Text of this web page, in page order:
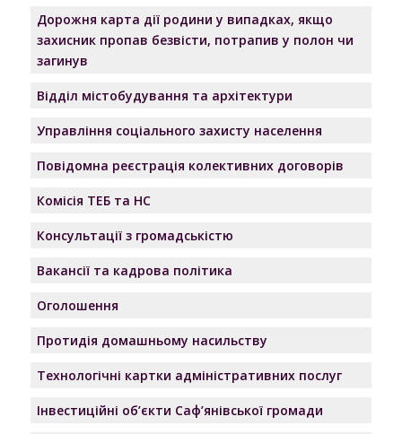
Дорожня карта дії родини у випадках, якщо
захисник пропав безвісти, потрапив у полон чи
загинув
Відділ містобудування та архітектури
Управління соціального захисту населення
Повідомна реєстрація колективних договорів
Комісія ТЕБ та НС
Консультації з громадськістю
Вакансії та кадрова політика
Оголошення
Протидія домашньому насильству
Технологічні картки адміністративних послуг
Інвестиційні об’єкти Саф’янівської громади